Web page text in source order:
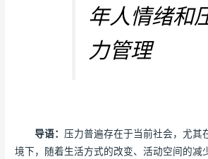
年人情绪和
力管理
导语： 压力普遍存在于当前社会，尤其
境下，随着生活方式的改变、活动空间的减